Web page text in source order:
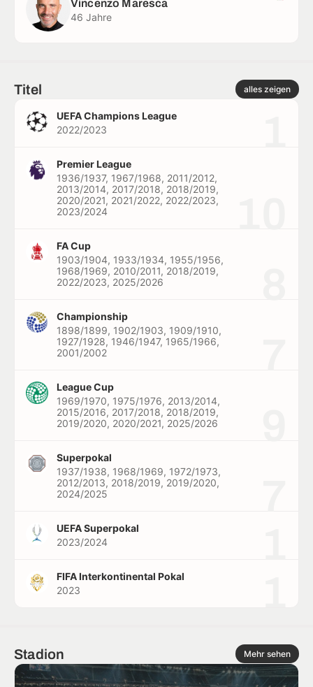
Vincenzo Maresca
46 Jahre
Titel alles zeigen
UEFA Champions League
2022/2023
Premier League
1936/1937, 1967/1968, 2011/2012,
2013/2014, 2017/2018, 2018/2019,
2020/2021, 2021/2022, 2022/2023,
2023/2024
FA Cup
1903/1904, 1933/1934, 1955/1956,
1968/1969, 2010/2011, 2018/2019,
2022/2023, 2025/2026
Championship
1898/1899, 1902/1903, 1909/1910,
1927/1928, 1946/1947, 1965/1966,
2001/2002
League Cup
1969/1970, 1975/1976, 2013/2014,
2015/2016, 2017/2018, 2018/2019,
2019/2020, 2020/2021, 2025/2026
Superpokal
1937/1938, 1968/1969, 1972/1973,
2012/2013, 2018/2019, 2019/2020,
2024/2025
UEFA Superpokal
2023/2024
FIFA Interkontinental Pokal
2023
Stadion Mehr sehen